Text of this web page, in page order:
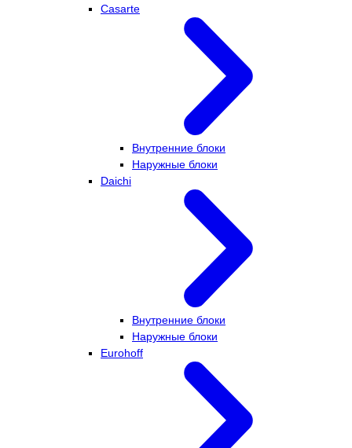
Casarte
Внутренние блоки
Наружные блоки
Daichi
Внутренние блоки
Наружные блоки
Eurohoff